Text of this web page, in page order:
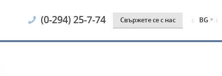
(0-294) 25-7-74 Свържете се с нас BG